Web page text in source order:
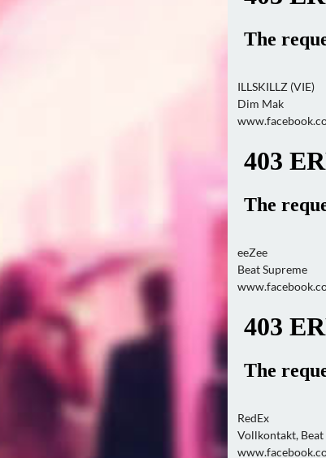
ILLSKILLZ (VIE)
Dim Mak
eeZee
Beat Supreme
RedEx
Vollkontakt, Beat